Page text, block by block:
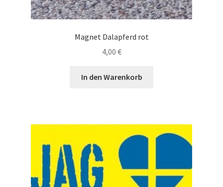
Magnet Dalapferd rot
4,00 €
In den Warenkorb